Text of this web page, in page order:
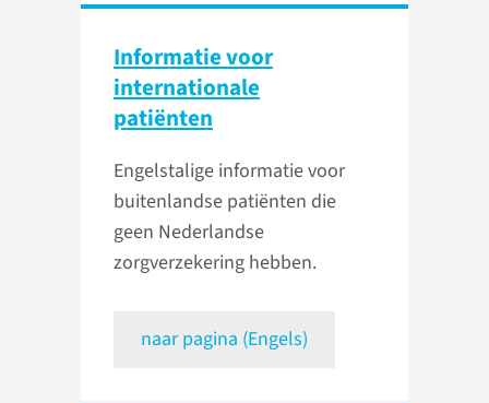
Informatie voor
internationale
patiënten
Engelstalige informatie voor
buitenlandse patiënten die
geen Nederlandse
zorgverzekering hebben.
naar pagina (Engels)